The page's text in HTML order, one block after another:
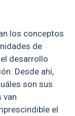
los conceptos
de
desarrollo
Desde ahí,
son sus
van
el